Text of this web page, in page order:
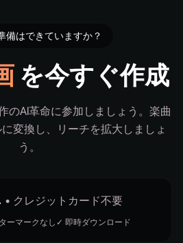
備はできていますか？
を今すぐ作成
のAI革命に参加しましょう。楽曲
変換し、リーチを拡大しましょ
う。
• クレジットカード不要
ーマークなし ✓ 即時ダウンロード